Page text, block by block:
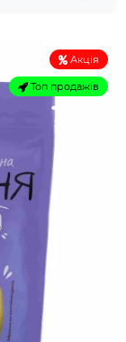
Акція
Топ продажів